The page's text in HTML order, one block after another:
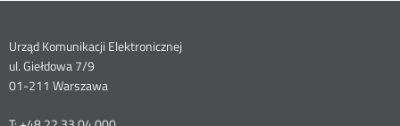
Dane
kontaktowe
Urząd Komunikacji Elektronicznej
ul. Giełdowa 7/9
01-211 Warszawa